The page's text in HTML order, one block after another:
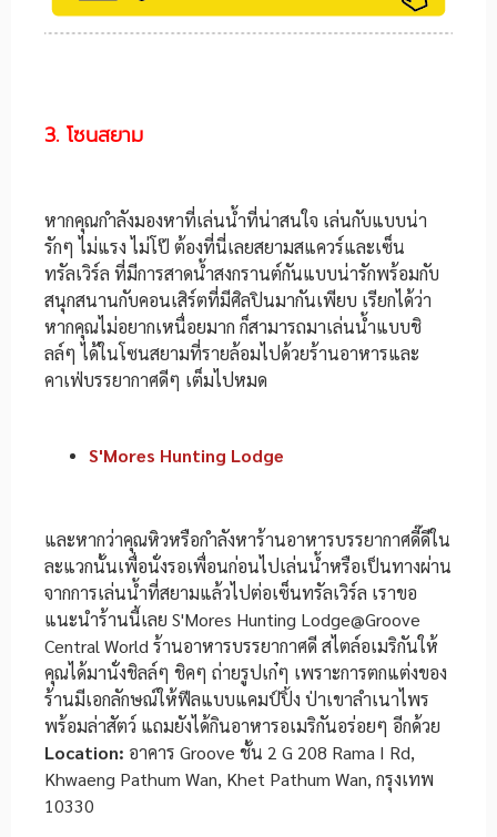
3. โซนสยาม
หากคุณกำลังมองหาที่เล่นน้ำที่น่าสนใจ เล่นกับแบบน่า
รักๆ ไม่แรง ไม่โป๊ ต้องที่นี่เลยสยามสแควร์และเซ็น
ทรัลเวิร์ล ที่มีการสาดน้ำสงกรานต์กันแบบน่ารักพร้อมกับ
สนุกสนานกับคอนเสิร์ตที่มีศิลปินมากันเพียบ เรียกได้ว่า
หากคุณไม่อยากเหนื่อยมาก ก็สามารถมาเล่นน้ำแบบชิ
ลล์ๆ ได้ในโซนสยามที่รายล้อมไปด้วยร้านอาหารและ
คาเฟ่บรรยากาศดีๆ เต็มไปหมด
S'Mores Hunting Lodge
และหากว่าคุณหิวหรือกำลังหาร้านอาหารบรรยากาศดี๊ดีใน
ละแวกนั้นเพื่อนั่งรอเพื่อนก่อนไปเล่นน้ำหรือเป็นทางผ่าน
จากการเล่นน้ำที่สยามแล้วไปต่อเซ็นทรัลเวิร์ล เราขอ
แนะนำร้านนี้เลย S'Mores Hunting Lodge@Groove
Central World ร้านอาหารบรรยากาศดี สไตล์อเมริกันให้
คุณได้มานั่งชิลล์ๆ ชิคๆ ถ่ายรูปเก๋ๆ เพราะการตกแต่งของ
ร้านมีเอกลักษณ์ให้ฟีลแบบแคมป์ปิ้ง ป่าเขาลำเนาไพร
พร้อมล่าสัตว์ แถมยังได้กินอาหารอเมริกันอร่อยๆ อีกด้วย
Location: อาคาร Groove ชั้น 2 G 208 Rama I Rd,
Khwaeng Pathum Wan, Khet Pathum Wan, กรุงเทพ
10330